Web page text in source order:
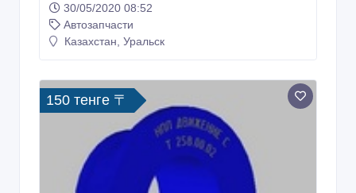
30/05/2020 08:52
Автозапчасти
Казахстан, Уральск
150 тенге 〒